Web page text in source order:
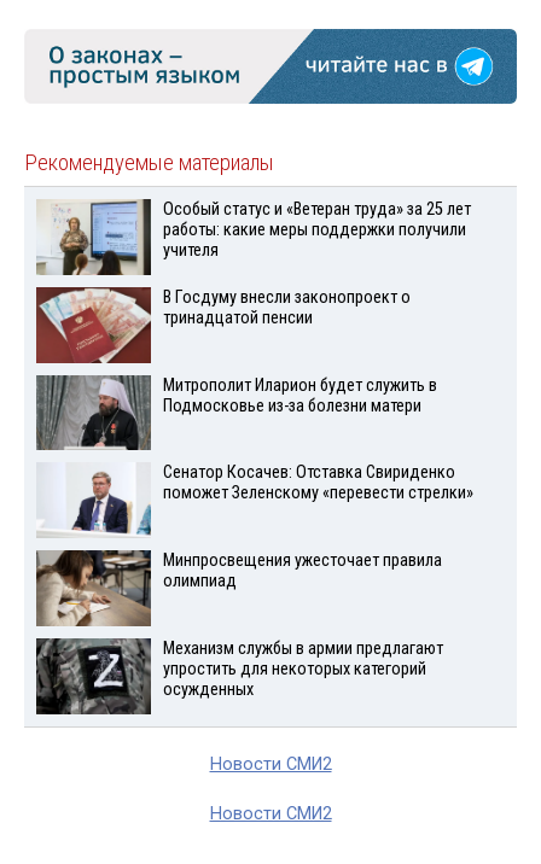
Рекомендуемые материалы
Особый статус и «Ветеран труда» за 25 лет
работы: какие меры поддержки получили
учителя
В Госдуму внесли законопроект о
тринадцатой пенсии
Митрополит Иларион будет служить в
Подмосковье из-за болезни матери
Сенатор Косачев: Отставка Свириденко
поможет Зеленскому «перевести стрелки»
Минпросвещения ужесточает правила
олимпиад
Механизм службы в армии предлагают
упростить для некоторых категорий
осужденных
Новости СМИ2
Новости СМИ2